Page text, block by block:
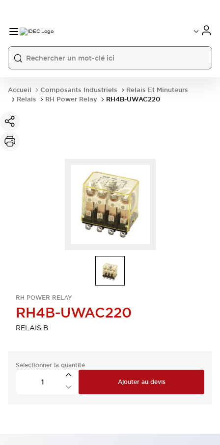
Accueil Composants Industriels
Relais Et Minuteurs
Relais
RH Power Relay RH4B-UWAC220
RH POWER RELAY
RH4B-UWAC220
RELAIS B
Sélectionner la quantité
Ajouter au devis